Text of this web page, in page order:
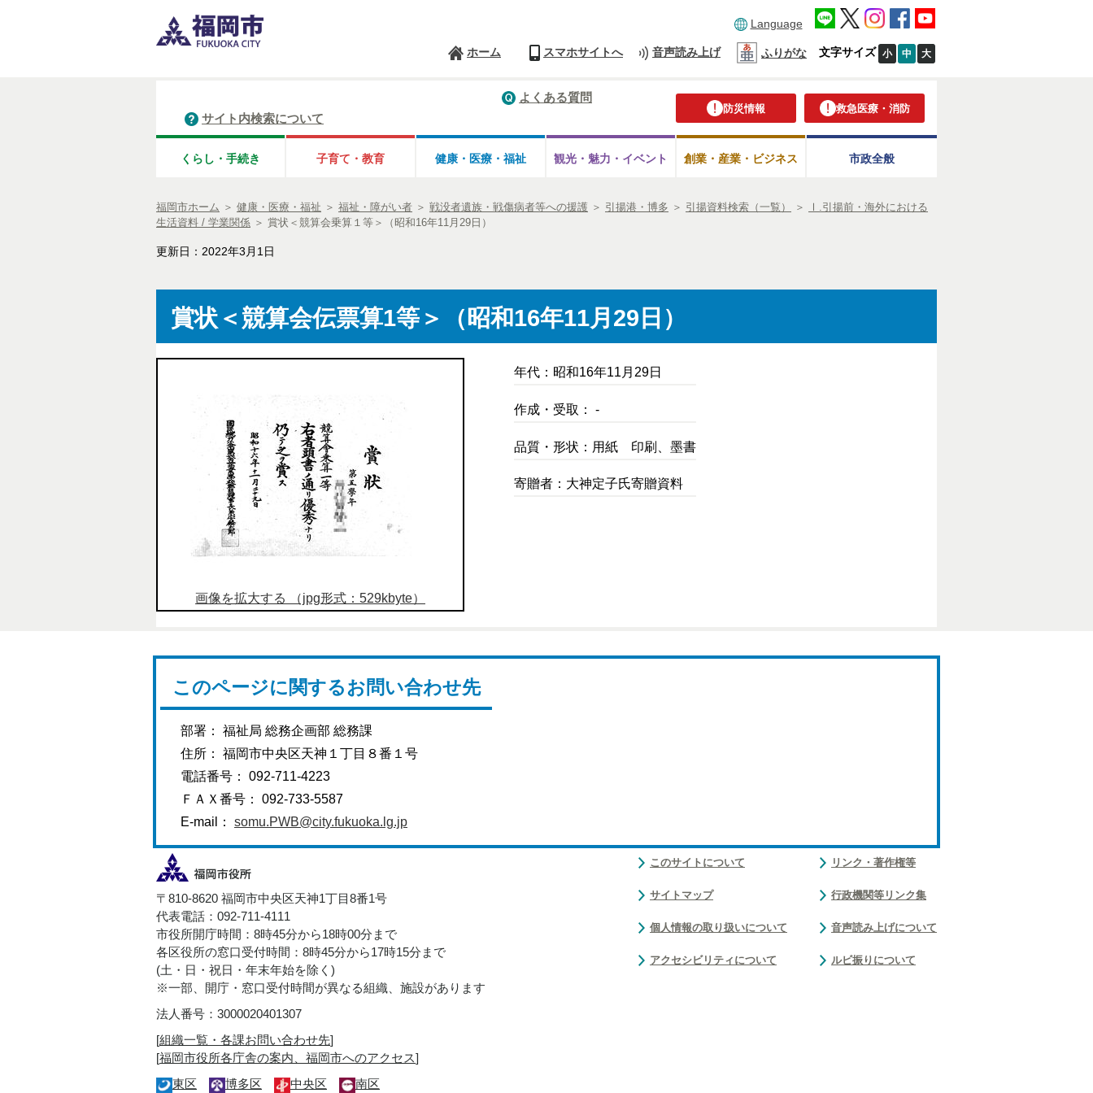
Language
ホーム スマホサイトへ 音声読み上げ ふりがな 文字サイズ 小 中 大
防災情報 救急医療・消防
よくある質問
サイト内検索について
くらし・手続き 子育て・教育 健康・医療・ 福祉 観光・魅力・ イベント 創業・産業・ビジネス 市政全般
福岡市ホーム ＞ 健康・医療・福祉 ＞ 福祉・障がい者 ＞ 戦没者遺族・戦傷病者等への援護 ＞ 引揚港・博多 ＞ 引揚資料検索（一覧） ＞
Ⅰ.引揚前・海外における
生活資料 / 学業関係 ＞ 賞状＜競算会乗算１等＞（昭和16年11月29日）
更新日：2022年3月1日
賞状＜競算会伝票算1等＞（昭和16年11月29日）
画像を拡大する （jpg形式：529kbyte）
年代：昭和16年11月29日
作成・受取： -
品質・形状：用紙 印刷、墨書
寄贈者：大神定子氏寄贈資料
このページに関するお問い合わせ先
部署： 福祉局 総務企画部 総務課
住所： 福岡市中央区天神１丁目８番１号
電話番号： 092-711-4223
ＦＡＸ番号： 092-733-5587
E-mail： somu.PWB@city.fukuoka.lg.jp
〒810-8620 福岡市中央区天神1丁目8番1号
代表電話：092-711-4111
市役所開庁時間：8時45分から18時00分まで
各区役所の窓口受付時間：8時45分から17時15分まで
(土・日・祝日・年末年始を除く)
※一部、開庁・窓口受付時間が異なる組織、施設があります
法人番号：3000020401307
[組織一覧・各課お問い合わせ先]
[福岡市役所各庁舎の案内、福岡市へのアクセス]
東区
博多区 中央区 南区
このサイトについて
サイトマップ
個人情報の取り扱いについて
アクセシビリティについて
リンク・著作権等
行政機関等リンク集
音声読み上げについて
ルビ振りについて